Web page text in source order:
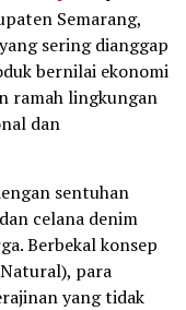
Semarang,
sering dianggap
bernilai ekonomi
ramah lingkungan
dan
sentuhan
celana denim
Berbekal konsep
para
yang tidak